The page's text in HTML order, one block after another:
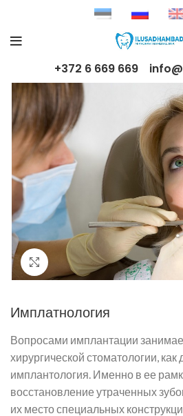
+372 6 669 669
Click to enlarge
Имплатнология
Вопросами имплантации
хирургической стоматологии, как
имплантология. Именно в ее
восстановление утраченных
их место специальных